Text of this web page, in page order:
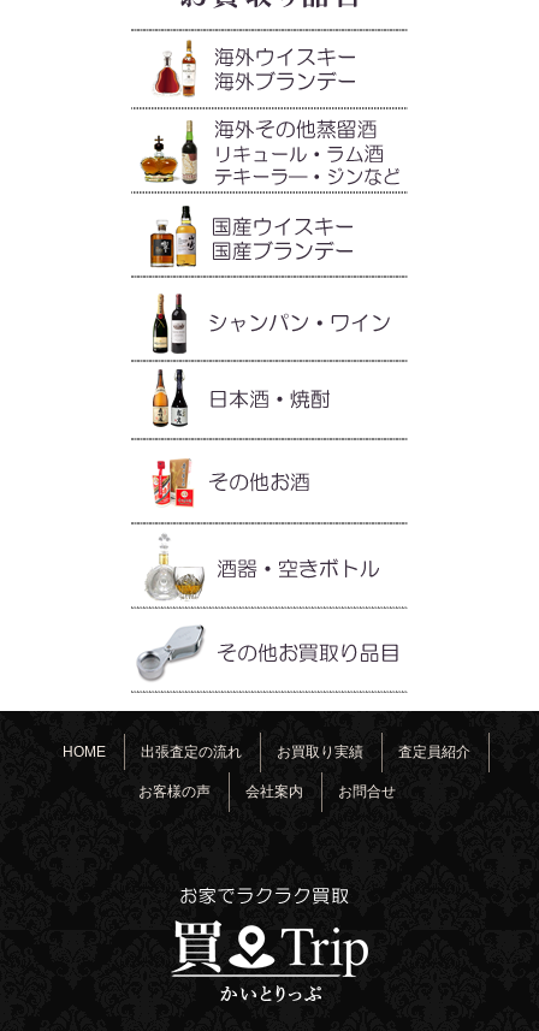
HOME 出張査定の流れ お買取り実績 査定員紹介
お客様の声 会社案内 お問合せ